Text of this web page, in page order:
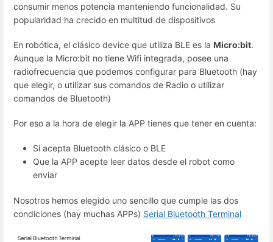
consumir menos potencia manteniendo funcionalidad. Su
popularidad ha crecido en multitud de dispositivos
En robótica, el clásico device que utiliza BLE es la Micro:bit.
Aunque la Micro:bit no tiene Wifi integrada, posee una
radiofrecuencia que podemos configurar para Bluetooth (hay
que elegir, o utilizar sus comandos de Radio o utilizar
comandos de Bluetooth)
Por eso a la hora de elegir la APP tienes que tener en cuenta:
Si acepta Bluetooth clásico o BLE
Que la APP acepte leer datos desde el robot como
enviar
Nosotros hemos elegido uno sencillo que cumple las dos
condiciones (hay muchas APPs) Serial Bluetooth Terminal